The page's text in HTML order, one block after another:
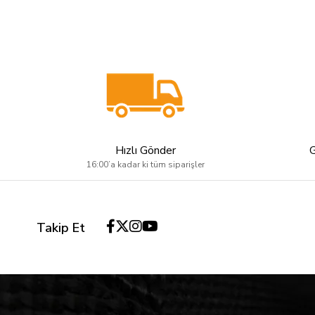
Hızlı Gönder
16:00’a kadar ki tüm siparişler
Takip Et